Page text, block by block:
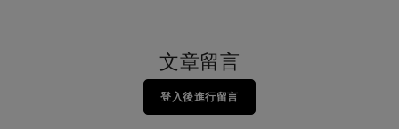
文章留言
登入後進行留言